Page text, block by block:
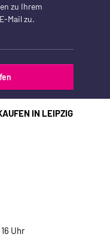
zu Ihrem
Mail zu.
IN LEIPZIG
Uhr